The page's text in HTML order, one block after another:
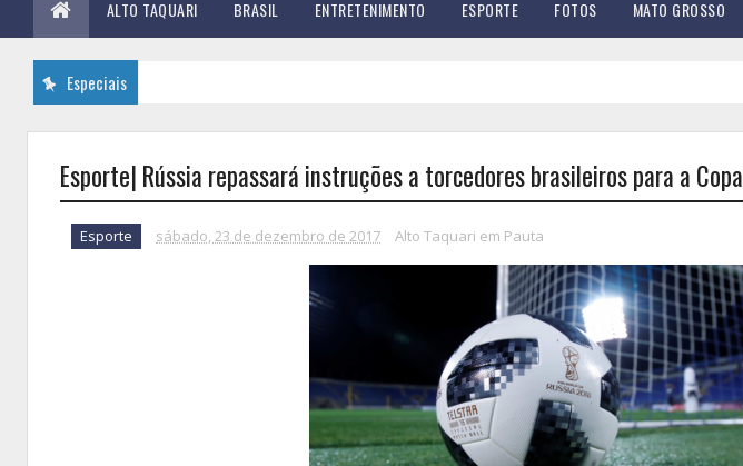
ALTO TAQUARI BRASIL ENTRETENIMENTO ESPORTE FOTOS MATO GROSSO
Especiais
Esporte| Rússia repassará instruções a torcedores brasileiros para a Copa
Esporte sábado, 23 de dezembro de 2017 Alto Taquari em Pauta